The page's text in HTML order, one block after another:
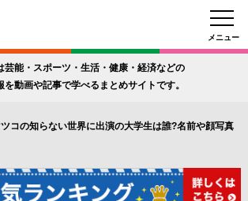
メニュー
芸能・スポーツ・生活・健康・経済などの
を動画や記事で学べるまとめサイトです。
コの知らない世界に出演の大学生は誰?名前や顔写真